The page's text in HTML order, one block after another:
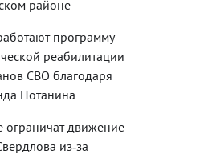
районе
программу
реабилитации
СВО благодаря
Потанина
ограничат движение
из‑за